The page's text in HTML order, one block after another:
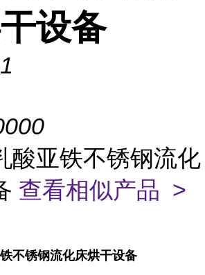
设备
酸亚铁不锈钢流化
查看相似产品 >
不锈钢流化床烘干设备